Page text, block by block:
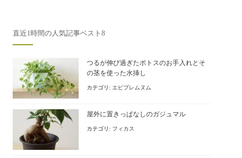
直近1時間の人気記事ベスト8
つるが伸び過ぎたポトスのお手入れとそ
の茎を使った水挿し
カテゴリ:エピプレムヌム
屋外に置きっぱなしのガジュマル
カテゴリ: フィカス